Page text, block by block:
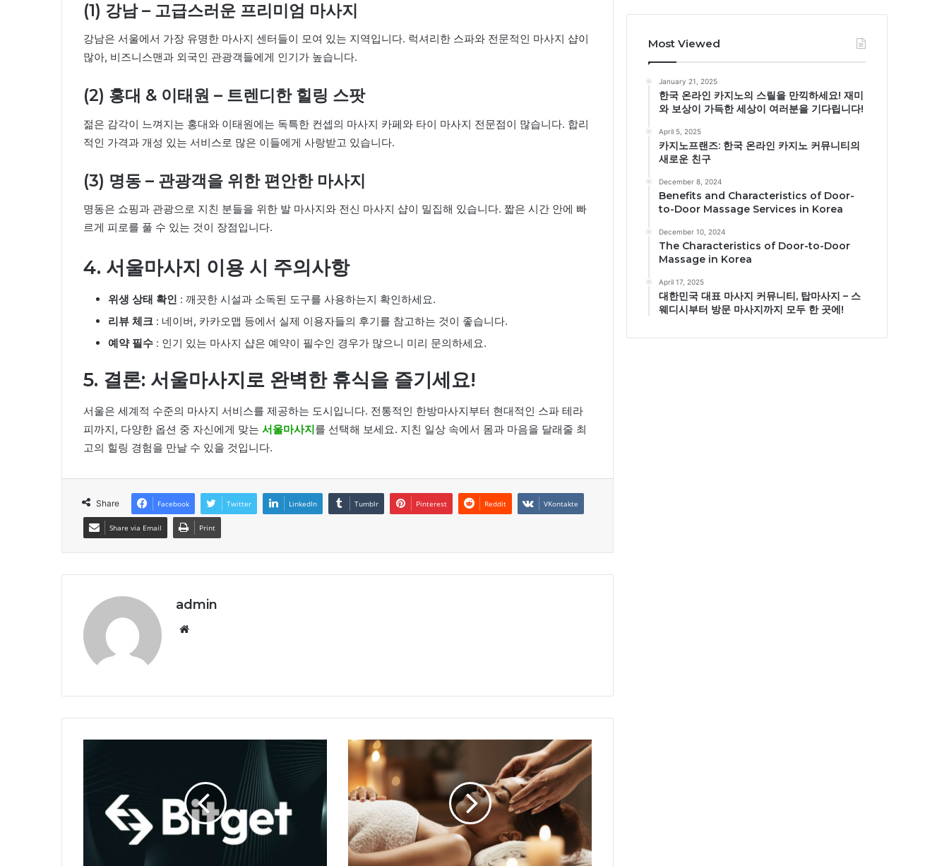
(1) 강남 – 고급스러운 프리미엄 마사지
강남은 서울에서 가장 유명한 마사지 센터들이 모여 있는 지역입니다. 럭셔리한 스파와 전문적인 마사지 샵이
많아, 비즈니스맨과 외국인 관광객들에게 인기가 높습니다.
(2) 홍대 & 이태원 – 트렌디한 힐링 스팟
젊은 감각이 느껴지는 홍대와 이태원에는 독특한 컨셉의 마사지 카페와 타이 마사지 전문점이 많습니다. 합리
적인 가격과 개성 있는 서비스로 많은 이들에게 사랑받고 있습니다.
(3) 명동 – 관광객을 위한 편안한 마사지
명동은 쇼핑과 관광으로 지친 분들을 위한 발 마사지와 전신 마사지 샵이 밀집해 있습니다. 짧은 시간 안에 빠
르게 피로를 풀 수 있는 것이 장점입니다.
4. 서울마사지 이용 시 주의사항
위생 상태 확인 : 깨끗한 시설과 소독된 도구를 사용하는지 확인하세요.
리뷰 체크 : 네이버, 카카오맵 등에서 실제 이용자들의 후기를 참고하는 것이 좋습니다.
예약 필수 : 인기 있는 마사지 샵은 예약이 필수인 경우가 많으니 미리 문의하세요.
5. 결론: 서울마사지로 완벽한 휴식을 즐기세요!
서울은 세계적 수준의 마사지 서비스를 제공하는 도시입니다. 전통적인 한방마사지부터 현대적인 스파 테라
피까지, 다양한 옵션 중 자신에게 맞는 서울마사지를 선택해 보세요. 지친 일상 속에서 몸과 마음을 달래줄 최
고의 힐링 경험을 만날 수 있을 것입니다.
Share Facebook Twitter LinkedIn Tumblr Pinterest Reddit VKontakte
Share via Email Print
admin
Website
Most Viewed
January 21, 2025
한국 온라인 카지노의 스릴을 만끽하세요! 재미
와 보상이 가득한 세상이 여러분을 기다립니다!
April 5, 2025
카지노프랜즈: 한국 온라인 카지노 커뮤니티의
새로운 친구
December 8, 2024
Benefits and Characteristics of Door-
to-Door Massage Services in Korea
December 10, 2024
The Characteristics of Door-to-Door
Massage in Korea
April 17, 2025
대한민국 대표 마사지 커뮤니티, 탑마사지 – 스
웨디시부터 방문 마사지까지 모두 한 곳에!